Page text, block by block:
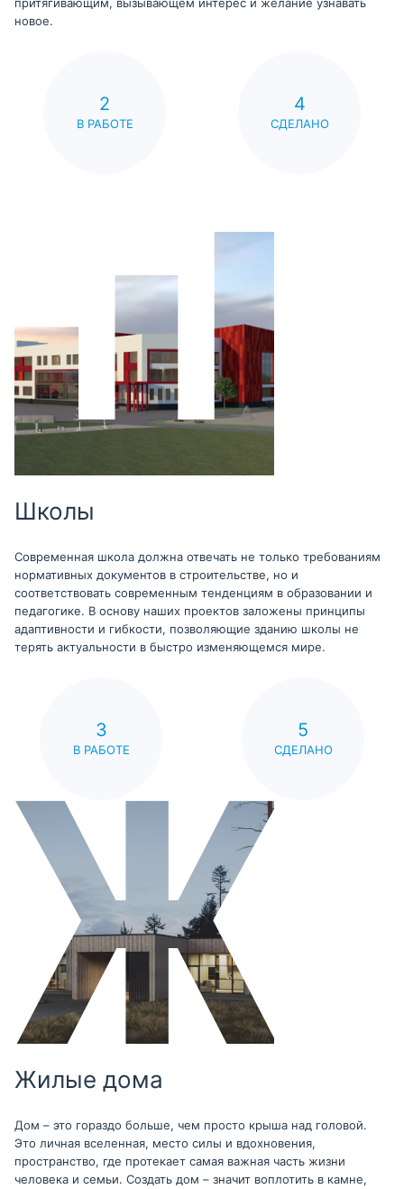
притягивающим, вызывающем интерес и желание узнавать
новое.
2
В РАБОТЕ
4
СДЕЛАНО
Школы
Современная школа должна отвечать не только требованиям
нормативных документов в строительстве, но и
соответствовать современным тенденциям в образовании и
педагогике. В основу наших проектов заложены принципы
адаптивности и гибкости, позволяющие зданию школы не
терять актуальности в быстро изменяющемся мире.
3
В РАБОТЕ
5
СДЕЛАНО
Жилые дома
Дом – это гораздо больше, чем просто крыша над головой.
Это личная вселенная, место силы и вдохновения,
пространство, где протекает самая важная часть жизни
человека и семьи. Создать дом – значит воплотить в камне,